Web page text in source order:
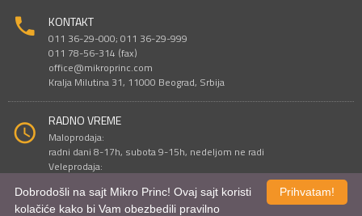
KONTAKT
011 36-29-000; 011 36-29-999
011 78-56-314 (fax)
office@mikroprinc.com
Kralja Milutina 31, 11000 Beograd, Srbija
RADNO VREME
Maloprodaja:
radni dani 8-17h, subota 9-15h, nedeljom ne radi
Veleprodaja:
Prihvatam!
Dobrodošli na sajt Mikro Princ! Ovaj sajt koristi
kolačiće kako bi Vam obezbedili pravilno